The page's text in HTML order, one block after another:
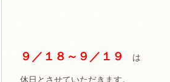
９／１８～９／１９ は
休日とさせていただきます。